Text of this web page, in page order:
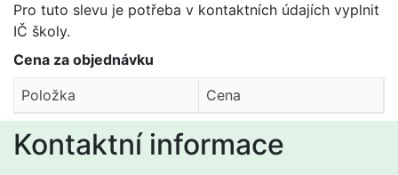
Pro tuto slevu je potřeba v kontaktních údajích vyplnit
IČ školy.
Cena za objednávku
Položka
Cena
Kontaktní informace